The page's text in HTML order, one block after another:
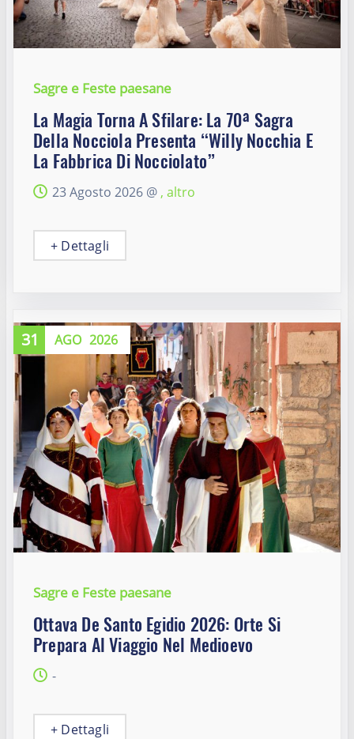
Sagre e Feste paesane
La Magia Torna A Sfilare: La 70ª Sagra
Della Nocciola Presenta “Willy Nocchia E
La Fabbrica Di Nocciolato”
23 Agosto 2026 @ , altro
+ Dettagli
31 AGO 2026
Sagre e Feste paesane
Ottava De Santo Egidio 2026: Orte Si
Prepara Al Viaggio Nel Medioevo
-
+ Dettagli